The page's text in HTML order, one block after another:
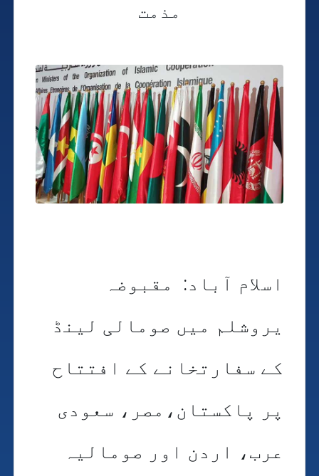
مذمت
اسلام آباد: مقبوضہ
یروشلم میں صومالی لینڈ
کے سفارتخانے کے افتتاح
پر پاکستان،مصر، سعودی
عرب، اردن اور صومالیہ